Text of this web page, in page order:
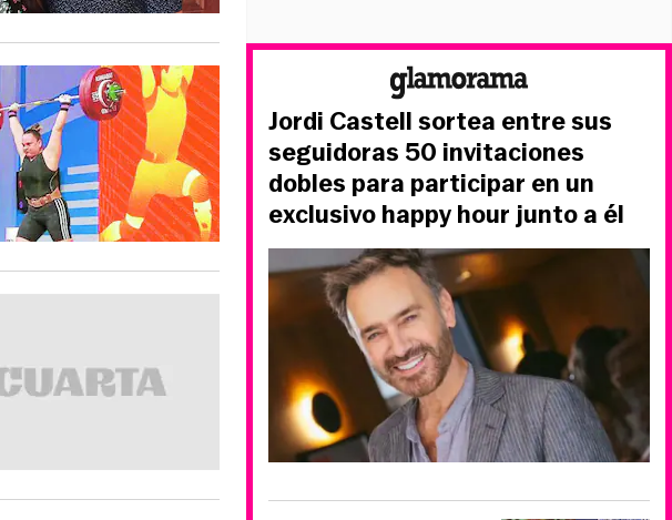
Jordi Castell sortea entre sus
seguidoras 50 invitaciones
dobles para participar en un
exclusivo happy hour junto a él